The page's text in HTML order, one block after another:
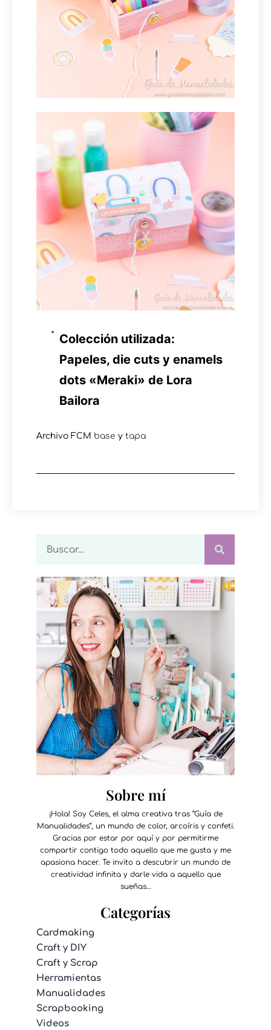
Colección utilizada:
Papeles, die cuts y enamels
dots «Meraki» de Lora
Bailora
Archivo FCM base y tapa
Sobre mí
¡Hola! Soy Celes, el alma creativa tras “Guía de
Manualidades”, un mundo de color, arcoíris y confeti.
Gracias por estar por aquí y por permitirme
compartir contigo todo aquello que me gusta y me
apasiona hacer. Te invito a descubrir un mundo de
creatividad infinita y darle vida a aquello que
sueñas…
Categorías
Cardmaking
Craft y DIY
Craft y Scrap
Herramientas
Manualidades
Scrapbooking
Videos